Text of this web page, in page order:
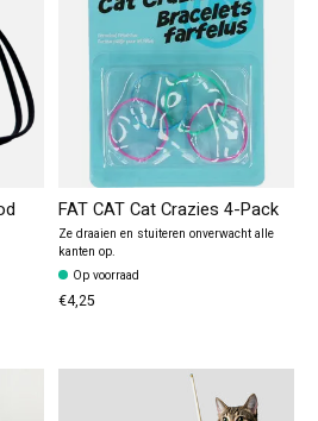
FAT CAT Cat Crazies 4-Pack
Ze draaien en stuiteren onverwacht alle
kanten op.
Op voorraad
€4,25